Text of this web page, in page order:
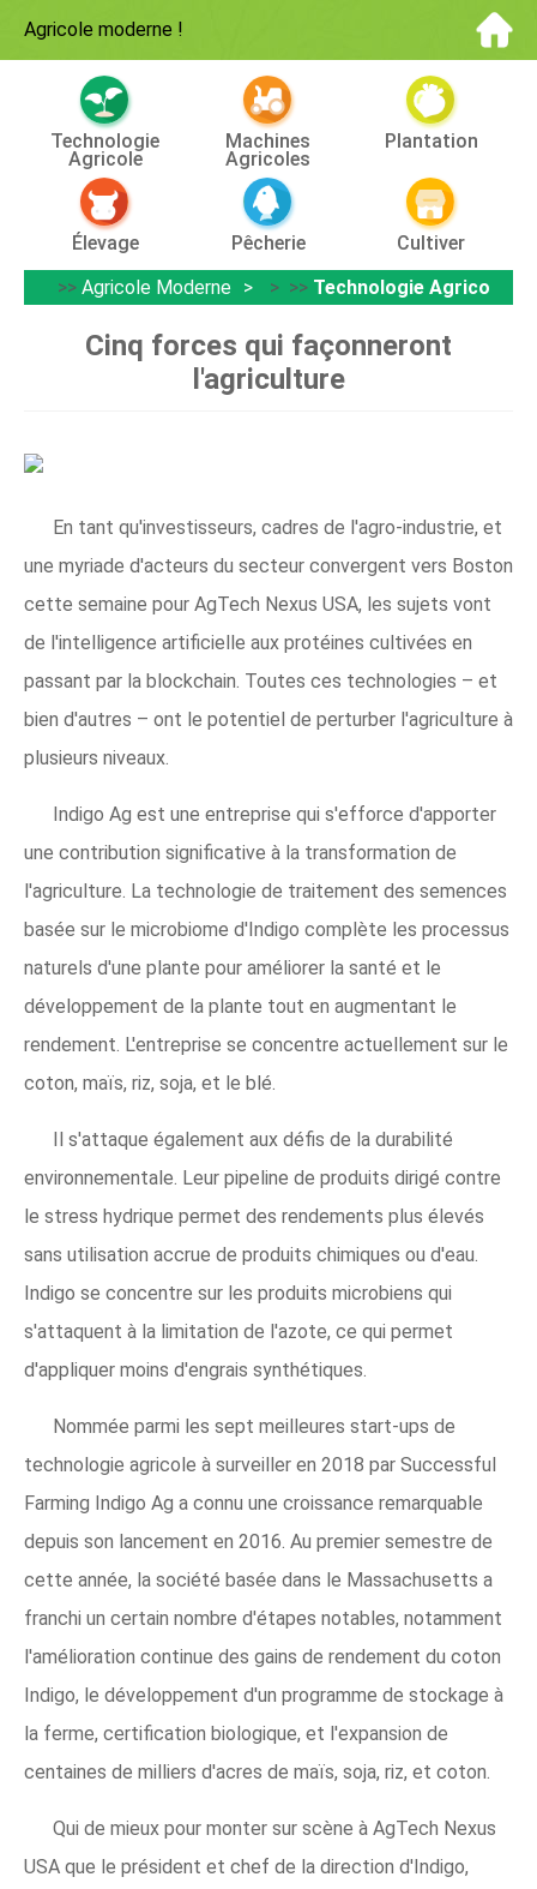
Agricole moderne !
Technologie
Agricole
Machines
Agricoles
Plantation
Élevage Pêcherie
Cultiver
>> Agricole Moderne > >> Technologie Agricole
Cinq forces qui façonneront
l'agriculture
En tant qu'investisseurs, cadres de l'agro-industrie, et
une myriade d'acteurs du secteur convergent vers Boston
cette semaine pour AgTech Nexus USA, les sujets vont
de l'intelligence artificielle aux protéines cultivées en
passant par la blockchain. Toutes ces technologies – et
bien d'autres – ont le potentiel de perturber l'agriculture à
plusieurs niveaux.
Indigo Ag est une entreprise qui s'efforce d'apporter
une contribution significative à la transformation de
l'agriculture. La technologie de traitement des semences
basée sur le microbiome d'Indigo complète les processus
naturels d'une plante pour améliorer la santé et le
développement de la plante tout en augmentant le
rendement. L'entreprise se concentre actuellement sur le
coton, maïs, riz, soja, et le blé.
Il s'attaque également aux défis de la durabilité
environnementale. Leur pipeline de produits dirigé contre
le stress hydrique permet des rendements plus élevés
sans utilisation accrue de produits chimiques ou d'eau.
Indigo se concentre sur les produits microbiens qui
s'attaquent à la limitation de l'azote, ce qui permet
d'appliquer moins d'engrais synthétiques.
Nommée parmi les sept meilleures start-ups de
technologie agricole à surveiller en 2018 par Successful
Farming Indigo Ag a connu une croissance remarquable
depuis son lancement en 2016. Au premier semestre de
cette année, la société basée dans le Massachusetts a
franchi un certain nombre d'étapes notables, notamment
l'amélioration continue des gains de rendement du coton
Indigo, le développement d'un programme de stockage à
la ferme, certification biologique, et l'expansion de
centaines de milliers d'acres de maïs, soja, riz, et coton.
Qui de mieux pour monter sur scène à AgTech Nexus
USA que le président et chef de la direction d'Indigo,